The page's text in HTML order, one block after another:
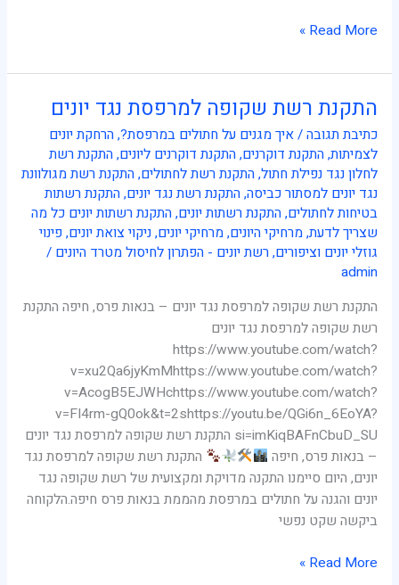
Read More »
התקנת רשת שקופה למרפסת נגד יונים
כתיבת תגובה/איך מגנים על חתולים במרפסת?,הרחקת יונים
לצמיתות,התקנת דוקרנים,התקנת דוקרנים ליונים,התקנת רשת
לחלון נגד נפילת חתול,התקנת רשת לחתולים,התקנת רשת מגולוונת
נגד יונים למסתור כביסה,התקנת רשת נגד יונים,התקנת רשתות
בטיחות לחתולים,התקנת רשתות יונים,התקנת רשתות יונים כל מה
שצריך לדעת,מרחיקי היונים,מרחיקי יונים,ניקוי צואת יונים,פינוי
גוזלי יונים וציפורים,רשת יונים - הפתרון לחיסול מטרד היונים /
admin
התקנת רשת שקופה למרפסת נגד יונים – בנאות פרס, חיפה התקנת
רשת שקופה למרפסת נגד יונים
https://www.youtube.com/watch?
v=xu2Qa6jyKmMhttps://www.youtube.com/watch?
v=AcogB5EJWHchttps://www.youtube.com/watch?
v=FI4rm-gQ0ok&t=2shttps://youtu.be/QGi6n_6EoYA?
si=imKiqBAFnCbuD_SU התקנת רשת שקופה למרפסת נגד יונים
– בנאות פרס, חיפה
התקנת רשת שקופה למרפסת נגד
יונים, היום סיימנו התקנה מדויקת ומקצועית של רשת שקופה נגד
יונים והגנה על חתולים במרפסת מהממת בנאות פרס חיפה.הלקוחה
ביקשה שקט נפשי
התקנת
שקופה
למרפסת
נגד
יונים
Read More »